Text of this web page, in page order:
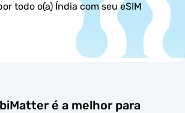
todo o(a) Índia com seu eSIM
é a melhor para